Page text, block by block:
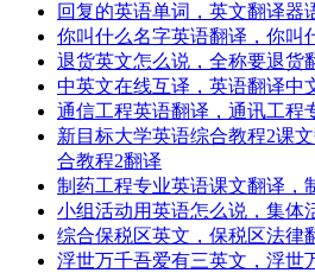
回复的英语单词，英文翻译器
你叫什么名字英语翻译，你叫
退货英文怎么说，全称要退货
中英文在线互译，英语翻译中
通信工程英语翻译，通讯工程
新目标大学英语综合教程2课
合教程2翻译
制药工程专业英语课文翻译，
小组活动用英语怎么说，集体
综合保税区英文，保税区法律
浮世万千吾爱有三英文，浮世